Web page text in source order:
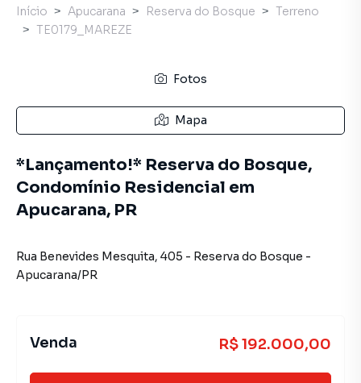
Início Apucarana Reserva do Bosque
Terreno
TE0179_MAREZE
Fotos
Mapa
*Lançamento!* Reserva do Bosque,
Condomínio Residencial em
Apucarana, PR
Rua Benevides Mesquita, 405 - Reserva do Bosque -
Apucarana/PR
Venda R$ 192.000,00